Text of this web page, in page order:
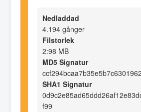
Nedladdad
4.194 gånger
Filstorlek
2:98 MB
MD5 Signatur
SHA1 Signatur
f99